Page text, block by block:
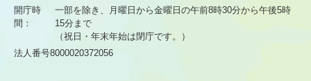
開庁時
間：
一部を除き、月曜日から金曜日の午前8時30分から午後5時
15分まで
（祝日・年末年始は閉庁です。）
法人番号8000020372056